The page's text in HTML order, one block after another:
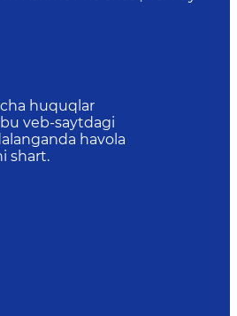
huquqlar
veb-saytdagi
havola
shart.